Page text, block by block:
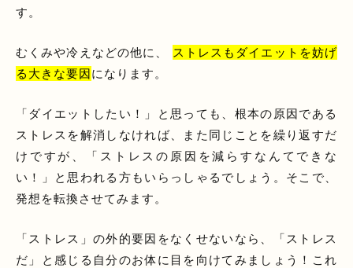
す。
むくみや冷えなどの他に、 ストレスもダイエットを妨げ
る大きな要因になります。
「ダイエットしたい！」と思っても、根本の原因である
ストレスを解消しなければ、また同じことを繰り返すだ
けですが、「ストレスの原因を減らすなんてできな
い！」と思われる方もいらっしゃるでしょう。そこで、
発想を転換させてみます。
「ストレス」の外的要因をなくせないなら、「ストレス
だ」と感じる自分のお体に目を向けてみましょう！これ